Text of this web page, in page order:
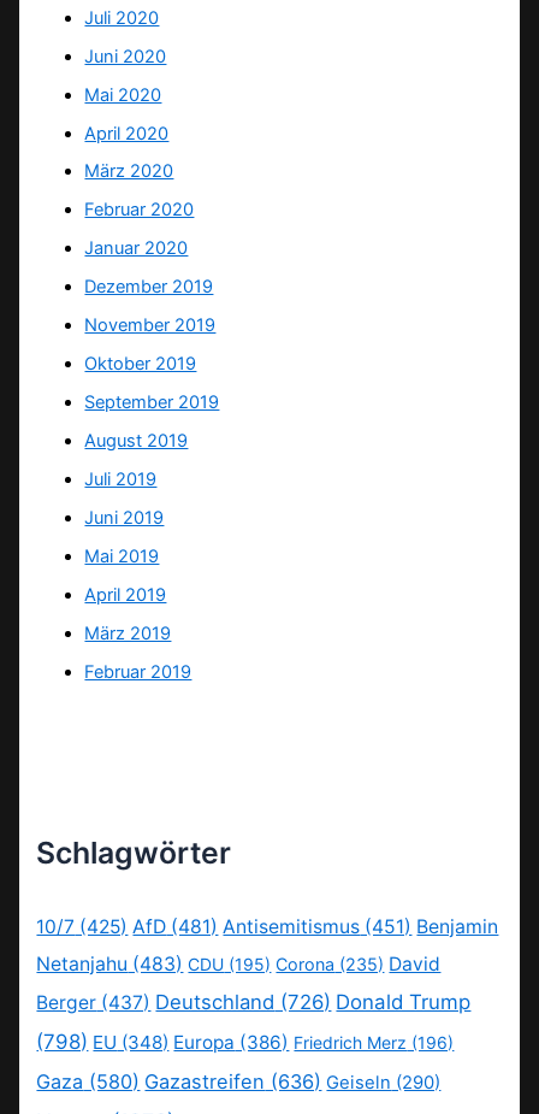
Juli 2020
Juni 2020
Mai 2020
April 2020
März 2020
Februar 2020
Januar 2020
Dezember 2019
November 2019
Oktober 2019
September 2019
August 2019
Juli 2019
Juni 2019
Mai 2019
April 2019
März 2019
Februar 2019
Schlagwörter
10/7 (425) AfD (481) Antisemitismus (451) Benjamin
Netanjahu (483) CDU (195) Corona (235) David
Berger (437) Deutschland (726) Donald Trump
(798) EU (348) Europa (386) Friedrich Merz (196)
Gaza (580) Gazastreifen (636) Geiseln (290)